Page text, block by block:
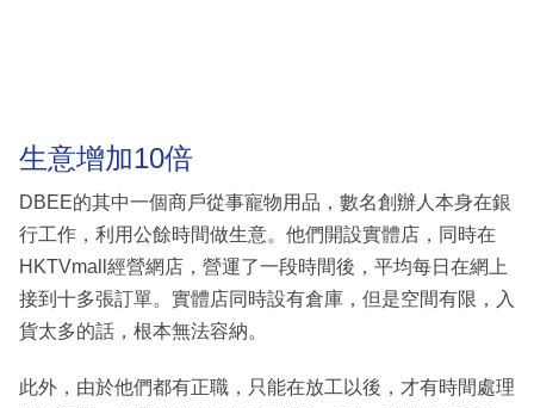
生意增加10倍
DBEE的其中一個商戶從事寵物用品，數名創辦人本身在銀
行工作，利用公餘時間做生意。他們開設實體店，同時在
HKTVmall經營網店，營運了一段時間後，平均每日在網上
接到十多張訂單。實體店同時設有倉庫，但是空間有限，入
貨太多的話，根本無法容納。
此外，由於他們都有正職，只能在放工以後，才有時間處理